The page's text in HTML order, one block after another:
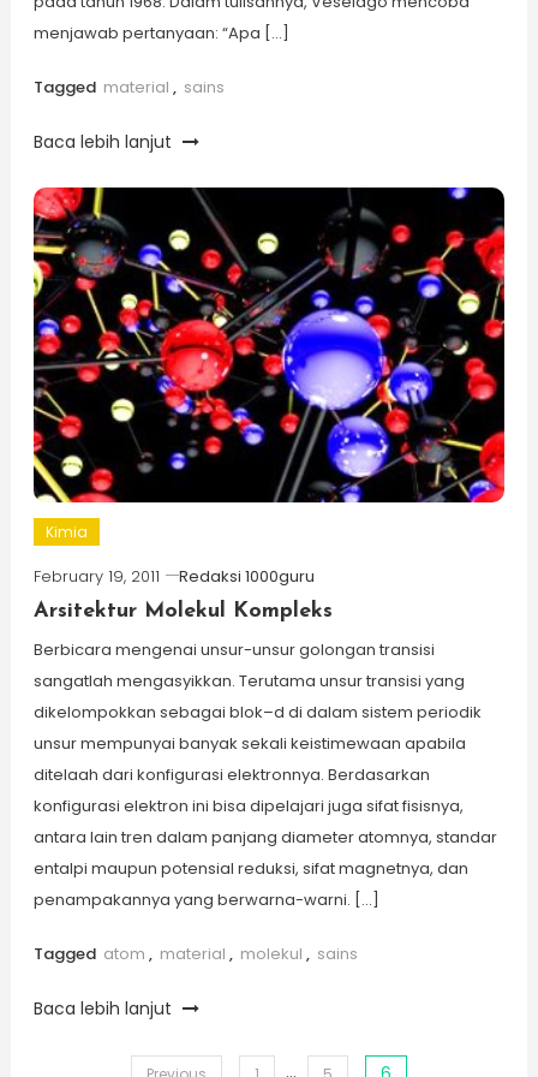
menjawab pertanyaan: “Apa […]
Tagged material , sains
Baca lebih lanjut
Kimia
February 19, 2011
Redaksi 1000guru
Arsitektur Molekul Kompleks
Berbicara mengenai unsur-unsur golongan transisi
sangatlah mengasyikkan. Terutama unsur transisi yang
dikelompokkan sebagai blok–d di dalam sistem periodik
unsur mempunyai banyak sekali keistimewaan apabila
ditelaah dari konfigurasi elektronnya. Berdasarkan
konfigurasi elektron ini bisa dipelajari juga sifat fisisnya,
antara lain tren dalam panjang diameter atomnya, standar
entalpi maupun potensial reduksi, sifat magnetnya, dan
penampakannya yang berwarna-warni. […]
Tagged atom , material , molekul , sains
Baca lebih lanjut
…